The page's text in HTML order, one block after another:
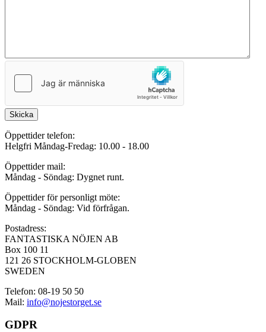
Skicka
Öppettider telefon:
Helgfri Måndag-Fredag: 10.00 - 18.00
Öppettider mail:
Måndag - Söndag: Dygnet runt.
Öppettider för personligt möte:
Måndag - Söndag: Vid förfrågan.
Postadress:
FANTASTISKA NÖJEN AB
Box 100 11
121 26 STOCKHOLM-GLOBEN
SWEDEN
Telefon: 08-19 50 50
Mail: info@nojestorget.se
GDPR